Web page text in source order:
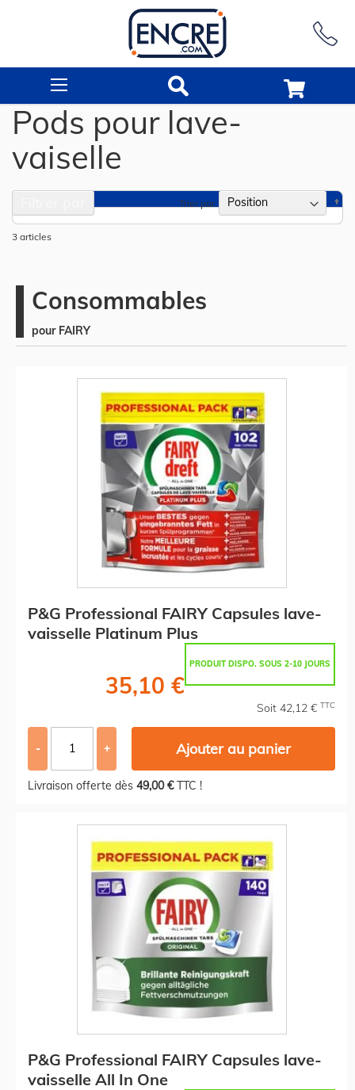
Pods pour lave-
vaiselle
3 articles
Trier par
Consommables
pour FAIRY
P&G Professional FAIRY Capsules lave-
vaisselle Platinum Plus
PRODUIT DISPO. SOUS 2-10 JOURS
35,10 €
Soit 42,12 € TTC
- + Ajouter au panier
Livraison offerte dès 49,00 €TTC !
P&G Professional FAIRY Capsules lave-
vaisselle All In One